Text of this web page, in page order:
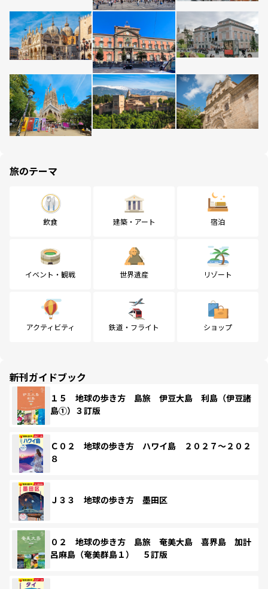
旅のテーマ
飲食 建築・アート 宿泊
イベント・観戦 世界遺産 リゾート
アクティビティ 鉄道・フライト ショップ
新刊ガイドブック
１５ 地球の歩き方 島旅 伊豆大島 利島（伊豆諸
島①）３訂版
Ｃ０２ 地球の歩き方 ハワイ島 ２０２７～２０２
８
Ｊ３３ 地球の歩き方 墨田区
０２ 地球の歩き方 島旅 奄美大島 喜界島 加計
呂麻島（奄美群島１） ５訂版